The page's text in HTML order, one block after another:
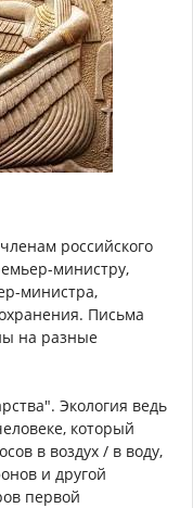
российского
министру,
министра,
Письма
на разные
Экология ведь
который
в воздух / в воду,
и другой
первой